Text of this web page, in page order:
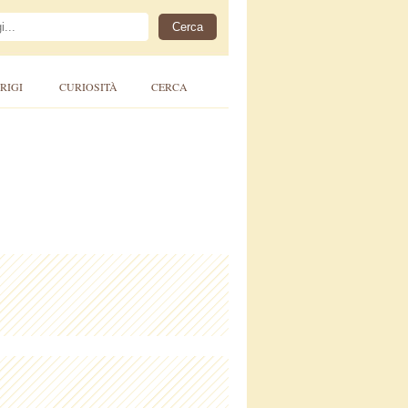
CURIOSITÀ CERCA